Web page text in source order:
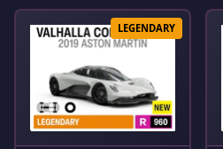
LEGENDARY